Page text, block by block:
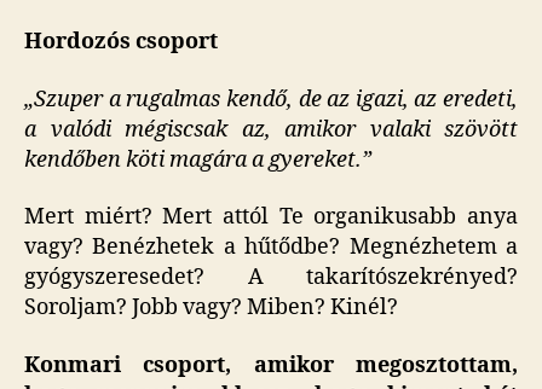
Hordozós csoport
„Szuper a rugalmas kendő, de az igazi, az eredeti,
a valódi mégiscsak az, amikor valaki szövött
kendőben köti magára a gyereket.”
Mert miért? Mert attól Te organikusabb anya
vagy? Benézhetek a hűtődbe? Megnézhetem a
gyógyszeresedet? A takarítószekrényed?
Soroljam? Jobb vagy? Miben? Kinél?
Konmari csoport, amikor megosztottam,